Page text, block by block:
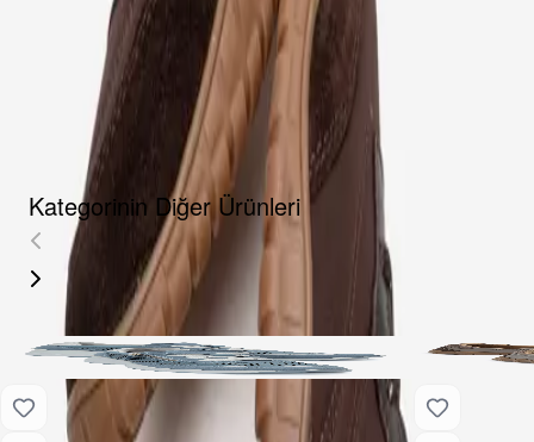
ÜRÜN HAKKINDA
TAKSIT SEÇENEKLERI
YORUMLAR
AKSESUARLAR
Kategorinin Diğer Ürünleri